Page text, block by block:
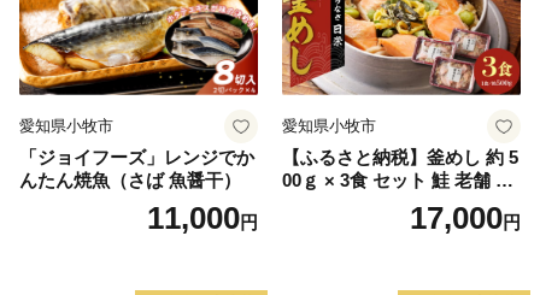
愛知県小牧市
「ジョイフーズ」レンジでか
んたん焼魚（さば 魚醤干）
11,000円
愛知県小牧市
【ふるさと納税】釜めし 約 5
00ｇ × 3食 セット 鮭 老舗 急
速冷凍 レンチン 時短 簡単調
理 食品 加工品 海鮮 手作り
17,000円